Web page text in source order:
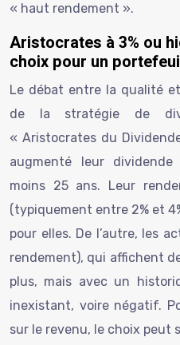
« haut rendement ».
Aristocrates à 3% ou
choix pour un
Le débat entre la qualité
de la stratégie de
« Aristocrates du
augmenté leur
moins 25 ans. Leur
(typiquement entre 2% et
pour elles. De l’autre, les
rendement), qui affichent
plus, mais avec un
inexistant, voire négatif.
sur le revenu, le choix peut